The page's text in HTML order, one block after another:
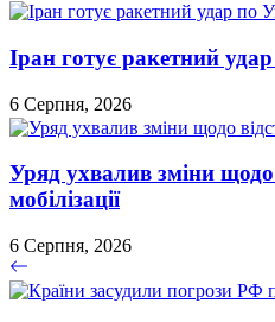
Іран готує ракетний
6 Серпня, 2026
Уряд ухвалив зміни щодо
мобілізації
6 Серпня, 2026